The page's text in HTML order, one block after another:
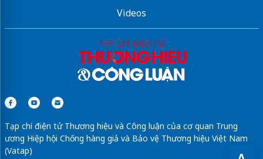
Videos
Tạp chí điện tử Thương hiệu và Công luận của cơ quan Trung
ương Hiệp hội Chống hàng giả và Bảo vệ Thương hiệu Việt Nam
(Vatap)